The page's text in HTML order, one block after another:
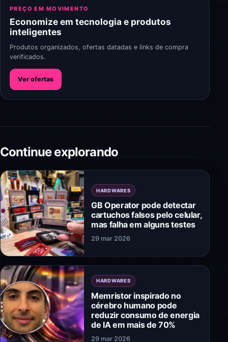
PREÇO EM MOVIMENTO
Economize em tecnologia e produtos
inteligentes
Produtos organizados, ofertas datadas e links de compra
verificados.
Ver ofertas
Continue explorando
HARDWARES
GB Operator pode detectar
cartuchos falsos pelo celular,
mas falha em alguns testes
29 mar 2026
HARDWARES
Memristor inspirado no
cérebro humano pode
reduzir consumo de energia
de IA em mais de 70%
29 mar 2026